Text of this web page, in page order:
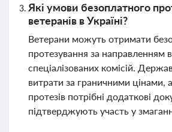
Які умови безоплатного
ветеранів в Україні?
Ветерани можуть отримати
протезування за направленням
спеціалізованих комісій.
витрати за граничними цінами,
протезів потрібні додаткові
підтверджують участь у